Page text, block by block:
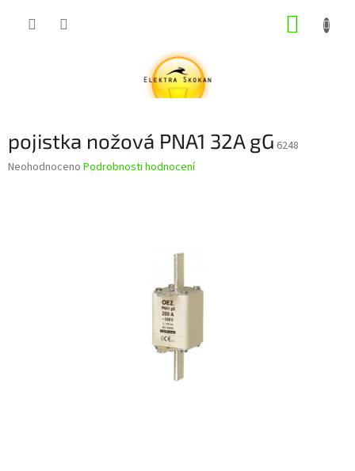
pojistka nožová PNA1 32A gG 6248
Průměrné
Neohodnoceno Podrobnosti hodnocení